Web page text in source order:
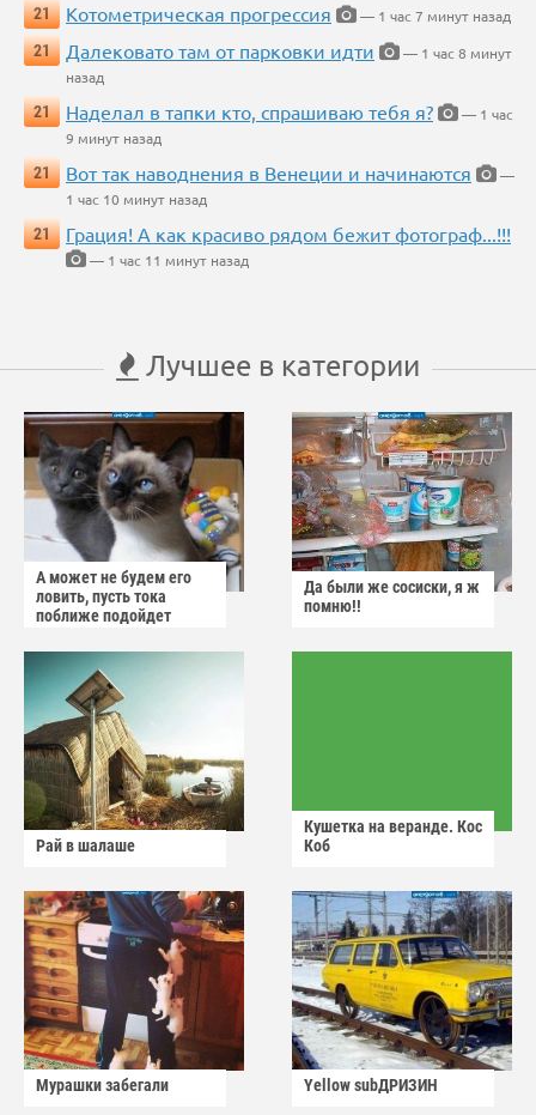
21
Котометрическая прогрессия
— 1 час 7 минут назад
21
Далековато там от парковки идти
— 1 час 8 минут
назад
21
Наделал в тапки кто, спрашиваю тебя я?
— 1 час
9 минут назад
21
Вот так наводнения в Венеции и начинаются
—
1 час 10 минут назад
21
Грация! А как красиво рядом бежит фотограф...!!!
— 1 час 11 минут назад
Лучшее в категории
А может не будем его
ловить, пусть тока
поближе подойдет
Да были же сосиски, я ж
помню!!
Рай в шалаше
Кушетка на веранде. Кос
Коб
Мурашки забегали Yellow subДРИЗИН